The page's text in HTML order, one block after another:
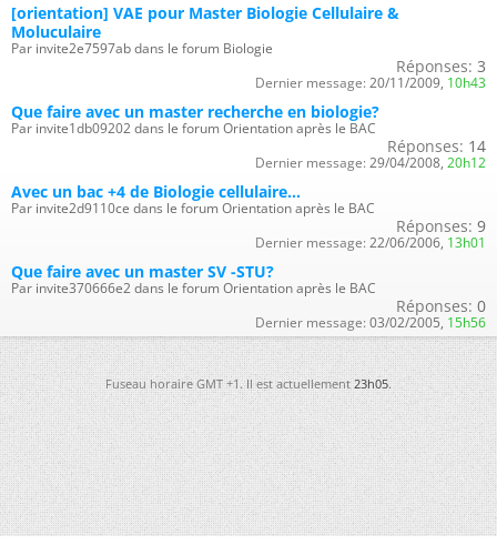
[orientation] VAE pour Master Biologie Cellulaire &
Moluculaire
Par invite2e7597ab dans le forum Biologie
Réponses: 3
Dernier message: 20/11/2009, 10h43
Que faire avec un master recherche en biologie?
Par invite1db09202 dans le forum Orientation après le BAC
Réponses: 14
Dernier message: 29/04/2008, 20h12
Avec un bac +4 de Biologie cellulaire...
Par invite2d9110ce dans le forum Orientation après le BAC
Réponses: 9
Dernier message: 22/06/2006, 13h01
Que faire avec un master SV -STU?
Par invite370666e2 dans le forum Orientation après le BAC
Réponses: 0
Dernier message: 03/02/2005, 15h56
Fuseau horaire GMT +1. Il est actuellement23h05.